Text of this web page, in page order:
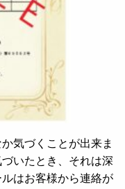
気づくことが出来ま
いたとき、それは深
はお客様から連絡が